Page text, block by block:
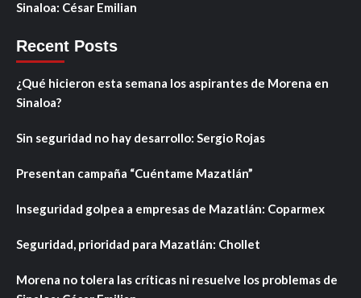
Sinaloa: César Emilian
Recent Posts
¿Qué hicieron esta semana los aspirantes de Morena en
Sinaloa?
Sin seguridad no hay desarrollo: Sergio Rojas
Presentan campaña “Cuéntame Mazatlán”
Inseguridad golpea a empresas de Mazatlán: Coparmex
Seguridad, prioridad para Mazatlán: Chollet
Morena no tolera las críticas ni resuelve los problemas de